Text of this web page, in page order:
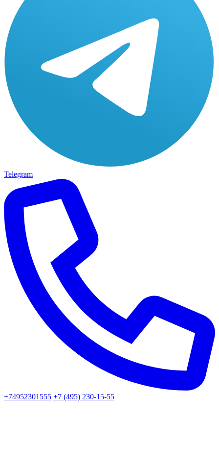
Telegram
+74952301555 +7 (495) 230-15-55